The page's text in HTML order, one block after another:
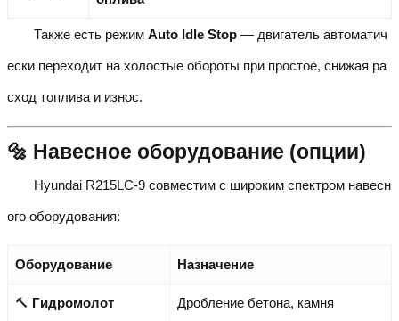
Также есть режим Auto Idle Stop — двигатель автоматич
ески переходит на холостые обороты при простое, снижая ра
сход топлива и износ.
🔩 Навесное оборудование (опции)
Hyundai R215LC-9 совместим с широким спектром навесн
ого оборудования:
Оборудование Назначение
🔨 Гидромолот Дробление бетона, камня